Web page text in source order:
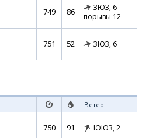
749 86 ЗЮЗ, 6
порывы 12
751 52 ЗЮЗ, 6
Ветер
750 91 ЮЮЗ, 2